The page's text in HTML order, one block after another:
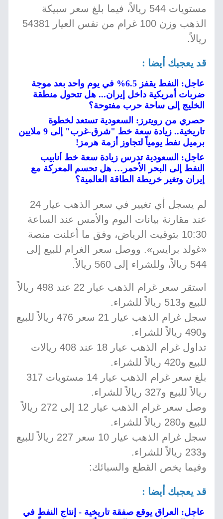
مستويات 544 ريالاً، فيما بلغ سعر سبيكة
الذهب وزن 100 غرام من نفس العيار 54381
ريالاً.
قد يعجبك أيضا :
عاجل: النفط يقفز 6.5% في يوم واحد بعد موجة
ضربات أمريكية داخل إيران... هل تتحول منطقة
الخليج إلى ساحة حرب مفتوحة؟
حصري من رويترز: السعودية تستعد لخطوة
تاريخية.. زيادة سعة خط "شرق-غرب" إلى 9 ملايين
برميل نفط يومياً لتجاوز أزمة هرمز!
عاجل: السعودية تدرس زيادة سعة خط أنابيب
النفط إلى البحر الأحمر… هل تحسم المعركة مع
إيران وتغير خريطة الطاقة العالمية؟
لم يسجل أي تغيير في سعر الذهب عيار 24
عند مقارنة بيانات اليوم والأمس عند الساعة
10:30 بتوقيت الرياض، وفق ما أعلنت منصة
«غولد برايس». ووصل سعر الغرام للبيع إلى
544 ريالاً، وللشراء إلى 560 ريالاً.
استقر سعر غرام الذهب عيار 22 عند 498 ريالاً
للبيع و513 ريالاً للشراء.
سجل غرام الذهب عيار 21 سعر 476 ريالاً للبيع
و490 ريالاً للشراء.
تداول غرام الذهب عيار 18 عند 408 ريالات
للبيع و420 ريالاً للشراء.
بلغ سعر غرام الذهب عيار 14 مستويات 317
ريالاً للبيع و327 ريالاً للشراء.
وصل سعر غرام الذهب عيار 12 إلى 272 ريالاً
للبيع و280 ريالاً للشراء.
سجل غرام الذهب عيار 10 سعر 227 ريالاً للبيع
و233 ريالاً للشراء.
وفيما يخص القطع والسبائك:
قد يعجبك أيضا :
عاجل: العراق يوقع صفقة تاريخية - إنتاج النفط في